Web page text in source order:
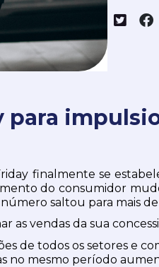
finalmente se
do consumidor
saltou para mais de
as vendas da sua
de todos os setores e
no mesmo período